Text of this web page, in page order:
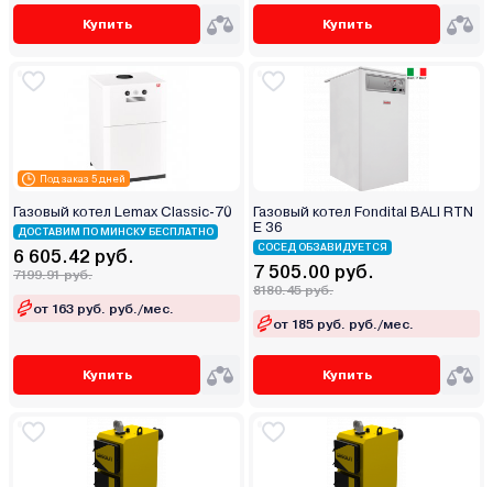
Купить Купить
Под заказ 5 дней
Газовый котел Lemax Classic-70
ДОСТАВИМ ПО МИНСКУ БЕСПЛАТНО
6 605.42 руб.
7199.91 руб.
от 163 руб. руб./мес.
Купить
Газовый котел Fondital BALI RTN
E 36
СОСЕД ОБЗАВИДУЕТСЯ
7 505.00 руб.
8180.45 руб.
от 185 руб. руб./мес.
Купить